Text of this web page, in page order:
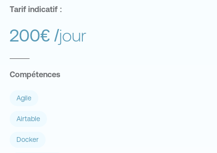
Tarif indicatif :
200€ /jour
Compétences
Agile
Airtable
Docker